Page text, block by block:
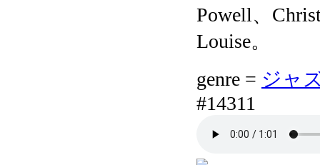
Powell、
Louise。
genre = ジャ
#14311